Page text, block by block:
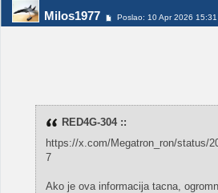
Milos1977 Poslao: 10 Apr 2026 15:31
RED4G-304 ::
https://x.com/Megatron_ron/status/
7
Ako je ova informacija tacna,